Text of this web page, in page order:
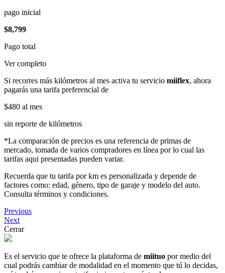
pago inicial
$8,799
Pago total
Ver completo
Si recorres más kilómetros al mes activa tu servicio miiflex, ahora
pagarás una tarifa preferencial de
$480 al mes
sin reporte de kilómetros
*La comparación de precios es una referencia de primas de
mercado, tomada de varios compradores en línea por lo cual las
tarifas aqui presentadas pueden variar.
Recuerda que tu tarifa por km es personalizada y depende de
factores como: edad, género, tipo de garaje y modelo del auto.
Consulta términos y condiciones.
Previous
Next
Cerrar
Es el servicio que te ofrece la plataforma de miituo por medio del
cual podrás cambiar de modalidad en el momento que tú lo decidas,